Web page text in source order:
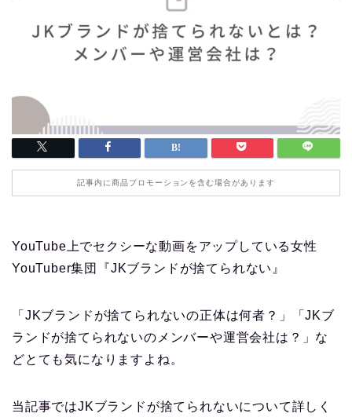
記事内に商品プロモーションを含む場合があります
YouTube上でセクシーな動画をアップしている女性
YouTuber集団『JKブランドが捨てられない』
「JKブランドが捨てられないの正体は何者？」「JKブ
ランドが捨てられないのメンバーや運営会社は？」な
どとても気になりますよね。
当記事ではJKブランドが捨てられないについて詳しく